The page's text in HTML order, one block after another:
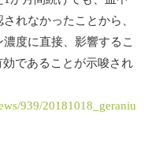
れなかったことから、
度に直接、影響するこ
であることが示唆され
939/20181018_geraniu